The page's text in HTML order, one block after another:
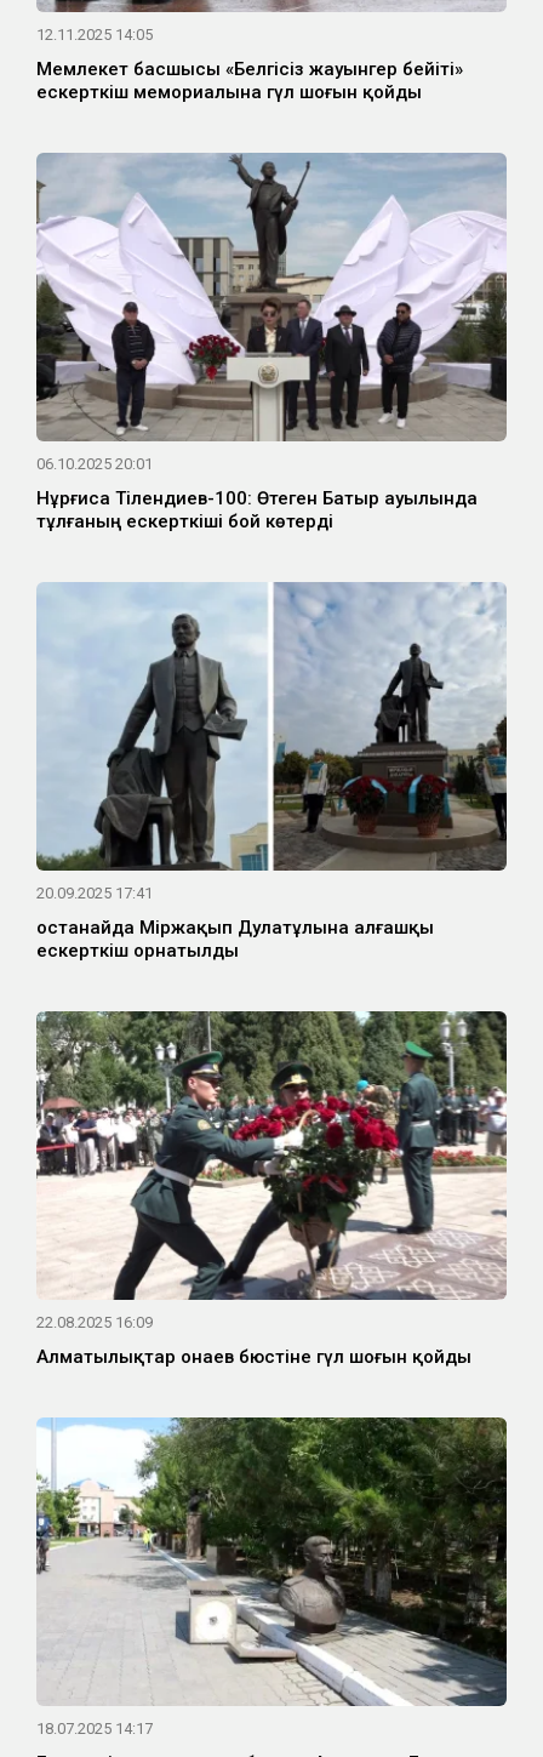
12.11.2025 14:05
Мемлекет басшысы «Белгісіз жауынгер бейіті»
ескерткіш мемориалына гүл шоғын қойды
06.10.2025 20:01
Нұрғиса Тілендиев-100: Өтеген Батыр ауылында
тұлғаның ескерткіші бой көтерді
20.09.2025 17:41
Қостанайда Міржақып Дулатұлына алғашқы
ескерткіш орнатылды
22.08.2025 16:09
Алматылықтар Қонаев бюстіне гүл шоғын қойды
18.07.2025 14:17